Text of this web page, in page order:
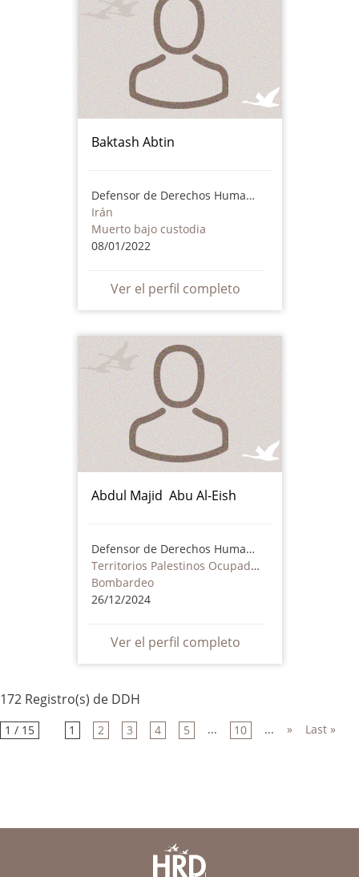
Baktash Abtin
Defensor de Derechos Humanos
Irán
Muerto bajo custodia
08/01/2022
Ver el perfil completo
Abdul Majid Abu Al-Eish
Defensor de Derechos Humanos
Territorios Palestinos Ocupados
Bombardeo
26/12/2024
Ver el perfil completo
172 Registro(s) de DDH
1 / 15 1 2 3 4 5 ... 10 ... » Last »